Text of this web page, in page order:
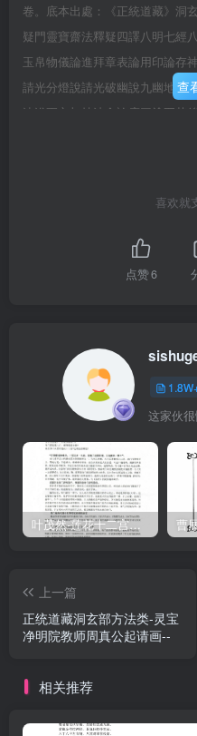
卷。底本出處：《正統道藏》洞
疑門靈寶齋法釋疑四譯八明七經
玉帛物儀論進拜章表論用印論存
請光分燈說請光破幽說九幽地獄
沐浴更衣加持法食論度三塗五苦
插召拯療資次判施法食祭鍊資次
節次晚朝節次第二日早午晚朝節
符說戒資次斬尸度戶鍊度資次謝
查
喜欢就
点赞6
这家伙
叶茂然-莲花十二宫佛家奇门面授及答疑 曹
上一篇
正统道藏洞玄部方法类-灵宝
净明院教师周真公起请画--
相关推荐